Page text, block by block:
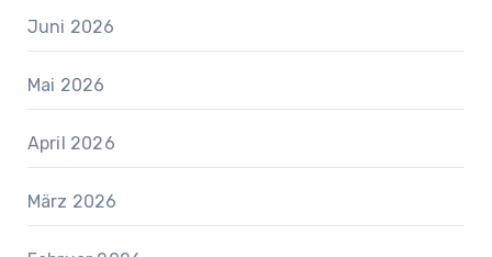
Juni 2026
Mai 2026
April 2026
März 2026